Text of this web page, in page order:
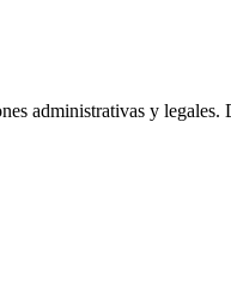
administrativas y legales.